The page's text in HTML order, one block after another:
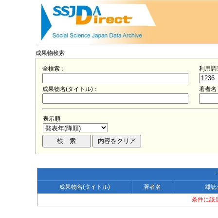
成果物検索
全検索： 利用調
成果物名(タイトル)： 著者名
表示順
成果物名(タイトル)
著者名
雑誌
条件に該